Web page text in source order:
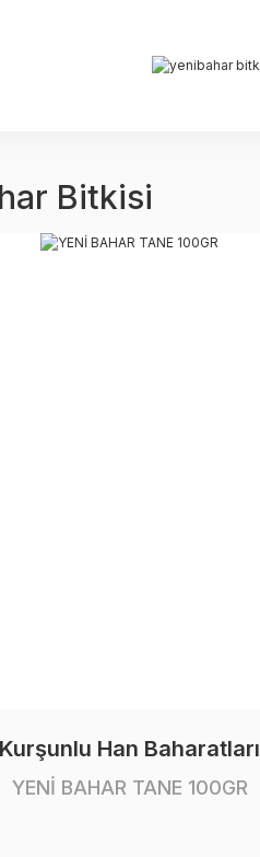
Bitkisi
Kurşunlu Han Baharatları
YENİ BAHAR TANE 100GR